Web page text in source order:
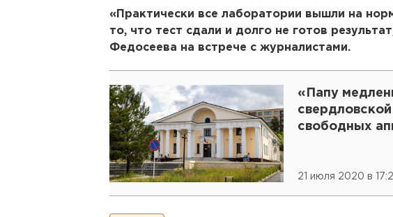
«Практически все лаборатории вышли на
то, что тест сдали и долго не готов
Федосеева на встрече с журналистами.
«Папу
свободных
21 июля 2020 в